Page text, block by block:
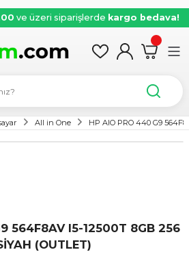
ve üzeri siparişlerde kargo bedava!
All in One HP AIO PRO 440 G9
564F8AV I5-12500T 8GB 256
(OUTLET)